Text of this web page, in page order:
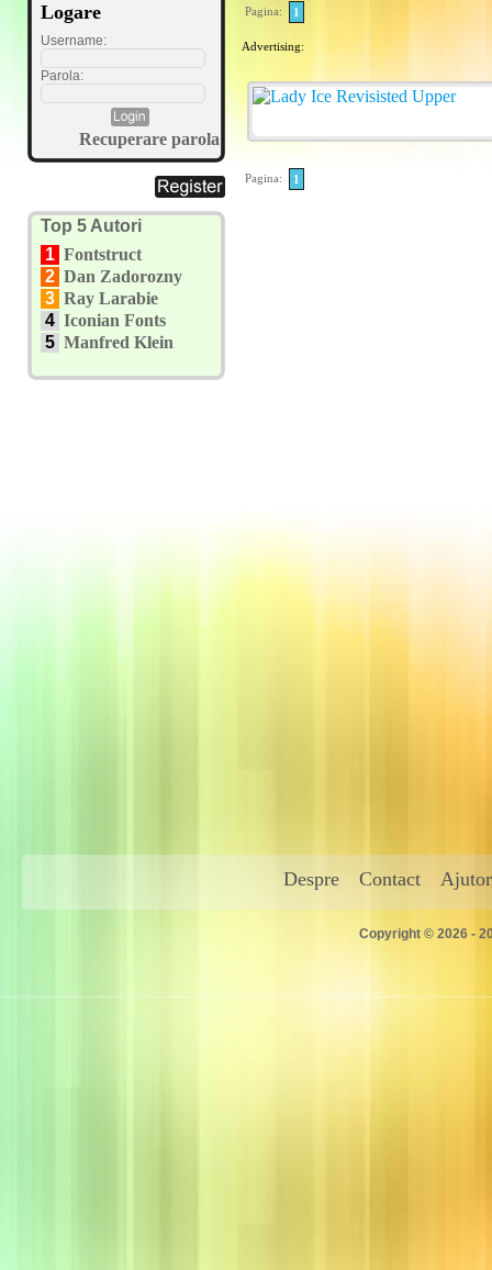
Logare
Username:
Parola:
Recuperare parola
Top 5 Autori
1 Fontstruct
2 Dan Zadorozny
3 Ray Larabie
4 Iconian Fonts
5 Manfred Klein
Pagina: 1
Advertising:
Pagina: 1
Despre Contact Ajutor
Copyright © 2026 -